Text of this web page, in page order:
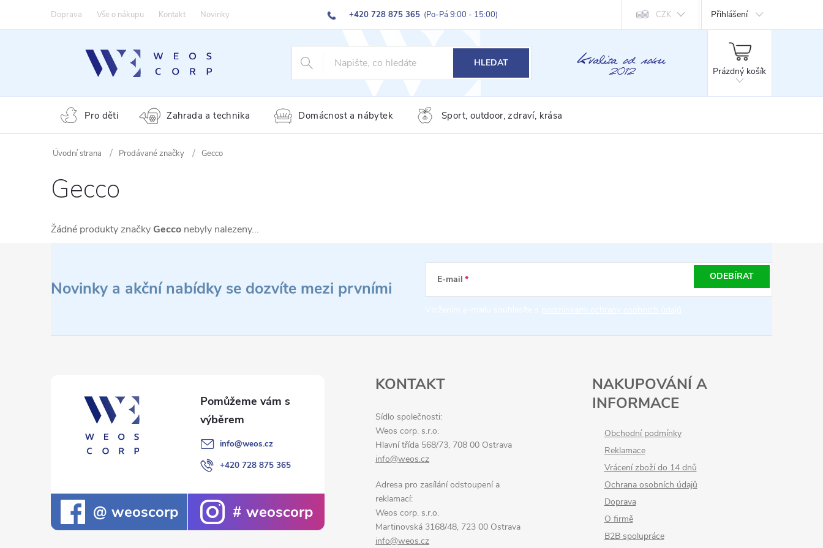
+420 728 875 365 (Po-Pá 9:00 - 15:00)
Doprava Vše o nákupu Kontakt Novinky CZK Přihlášení
HLEDAT
NÁKUPNÍ
Prázdný košík
Pro děti Zahrada a technika Domácnost a nábytek Sport, outdoor, zdraví, krása
Prodávané značky Gecco
Gecco
Žádné produkty značky Gecco nebyly nalezeny...
Novinky a akční nabídky se dozvíte mezi prvními E-mail ODEBÍRAT
info@weos.cz
+420 728 875 365
weoscorp weoscorp
KONTAKT
Sídlo společnosti:
Weos corp. s.r.o.
Hlavní třída 568/73, 708 00 Ostrava
info@weos.cz
Adresa pro zasílání odstoupení a
reklamací:
Weos corp. s.r.o.
Martinovská 3168/48, 723 00 Ostrava
info@weos.cz
NAKUPOVÁNÍ A
INFORMACE
Obchodní podmínky
Reklamace
Vrácení zboží do 14 dnů
Ochrana osobních údajů
Doprava
O firmě
B2B spolupráce